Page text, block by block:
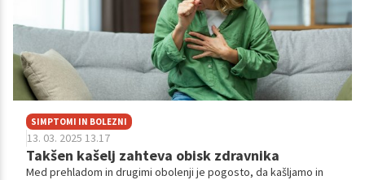
SIMPTOMI IN BOLEZNI
13. 03. 2025 13.17
Takšen kašelj zahteva obisk zdravnika
Med prehladom in drugimi obolenji je pogosto, da kašljamo in